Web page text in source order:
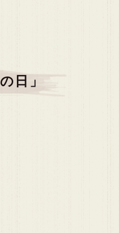
日」